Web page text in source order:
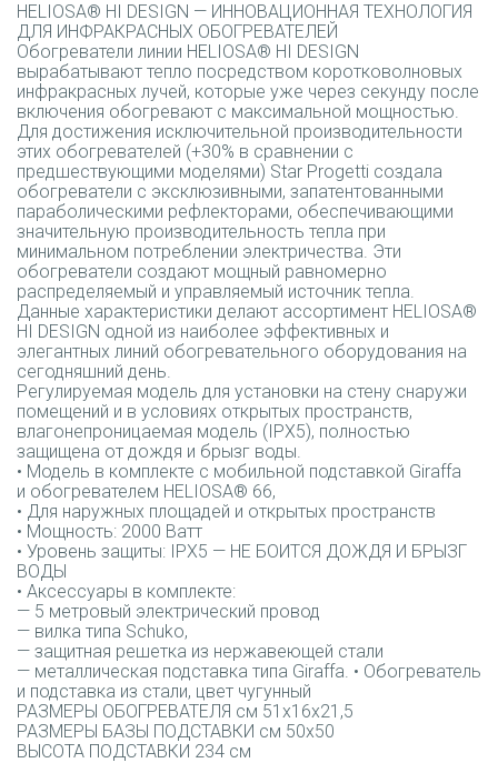
HELIOSA® HI DESIGN — ИННОВАЦИОННАЯ ТЕХНОЛОГИЯ
ДЛЯ ИНФРАКРАСНЫХ ОБОГРЕВАТЕЛЕЙ
Обогреватели линии HELIOSA® HI DESIGN
вырабатывают тепло посредством коротковолновых
инфракрасных лучей, которые уже через секунду после
включения обогревают с максимальной мощностью.
Для достижения исключительной производительности
этих обогревателей (+30% в сравнении с
предшествующими моделями) Star Progetti создала
обогреватели с эксклюзивными, запатентованными
параболическими рефлекторами, обеспечивающими
значительную производительность тепла при
минимальном потреблении электричества. Эти
обогреватели создают мощный равномерно
распределяемый и управляемый источник тепла.
Данные характеристики делают ассортимент HELIOSA®
HI DESIGN одной из наиболее эффективных и
элегантных линий обогревательного оборудования на
сегодняшний день.
Регулируемая модель для установки на стену снаружи
помещений и в условиях открытых пространств,
влагонепроницаемая модель (IPX5), полностью
защищена от дождя и брызг воды.
• Модель в комплекте с мобильной подставкой Giraffa
и обогревателем HELIOSA® 66,
• Для наружных площадей и открытых пространств
• Мощность: 2000 Ватт
• Уровень защиты: IPX5 — НЕ БОИТСЯ ДОЖДЯ И БРЫЗГ
ВОДЫ
• Аксессуары в комплекте:
— 5 метровый электрический провод
— вилка типа Schuko,
— защитная решетка из нержавеющей стали
— металлическая подставка типа Giraffa. • Обогреватель
и подставка из стали, цвет чугунный
РАЗМЕРЫ ОБОГРЕВАТЕЛЯ см 51х16х21,5
РАЗМЕРЫ БАЗЫ ПОДСТАВКИ см 50х50
ВЫСОТА ПОДСТАВКИ 234 см